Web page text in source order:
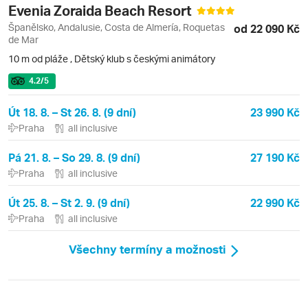
Evenia Zoraida Beach Resort
Španělsko, Andalusie, Costa de Almería, Roquetas
de Mar
od 22 090 Kč
10 m od pláže , Dětský klub s českými animátory
4.2/5
Út 18. 8. – St 26. 8. (9 dní) 23 990 Kč
Praha all inclusive
Pá 21. 8. – So 29. 8. (9 dní) 27 190 Kč
Praha all inclusive
Út 25. 8. – St 2. 9. (9 dní) 22 990 Kč
Praha all inclusive
Všechny termíny a možnosti